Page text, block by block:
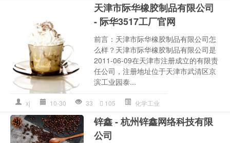
天津市际华橡胶制品有限公司
- 际华3517工厂官网
前言：天津市际华橡胶制品有限公司怎
么样？天津市际华橡胶制品有限公司是
2011-06-09在天津市注册成立的有限责
任公司，注册地址位于天津市武清区京
滨工业园泰...
xj 10-30 33 105 化学工业
锌鑫 - 杭州锌鑫网络科技有限
公司